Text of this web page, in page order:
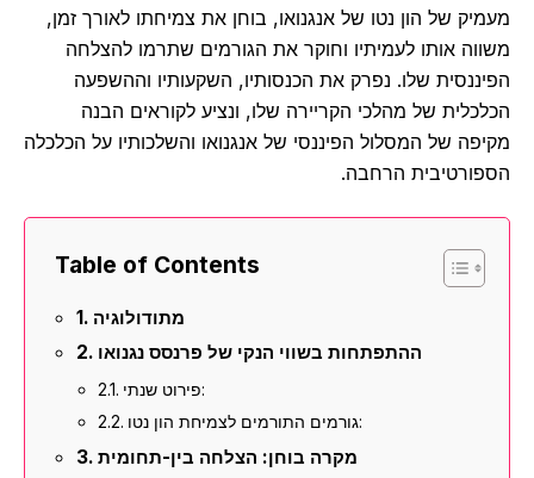
מעמיק של הון נטו של אנגנואו, בוחן את צמיחתו לאורך זמן,
משווה אותו לעמיתיו וחוקר את הגורמים שתרמו להצלחה
הפיננסית שלו. נפרק את הכנסותיו, השקעותיו וההשפעה
הכלכלית של מהלכי הקריירה שלו, ונציע לקוראים הבנה
מקיפה של המסלול הפיננסי של אנגנואו והשלכותיו על הכלכלה
הספורטיבית הרחבה.
Table of Contents
מתודולוגיה
ההתפתחות בשווי הנקי של פרנסס נגנואו
פירוט שנתי:
גורמים התורמים לצמיחת הון נטו:
מקרה בוחן: הצלחה בין-תחומית